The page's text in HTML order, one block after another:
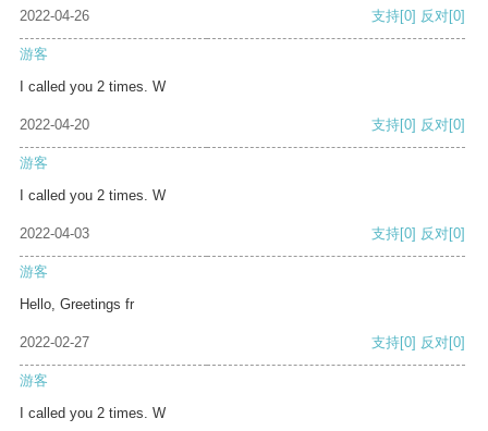
2022-04-26 支持[0] 反对[0]
游客
I called you 2 times. W
2022-04-20 支持[0] 反对[0]
游客
I called you 2 times. W
2022-04-03 支持[0] 反对[0]
游客
Hello, Greetings fr
2022-02-27 支持[0] 反对[0]
游客
I called you 2 times. W